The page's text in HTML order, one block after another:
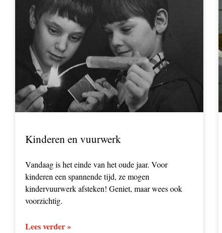
Kinderen en vuurwerk
Vandaag is het einde van het oude jaar. Voor
kinderen een spannende tijd, ze mogen
kindervuurwerk afsteken! Geniet, maar wees ook
voorzichtig.
Lees verder »